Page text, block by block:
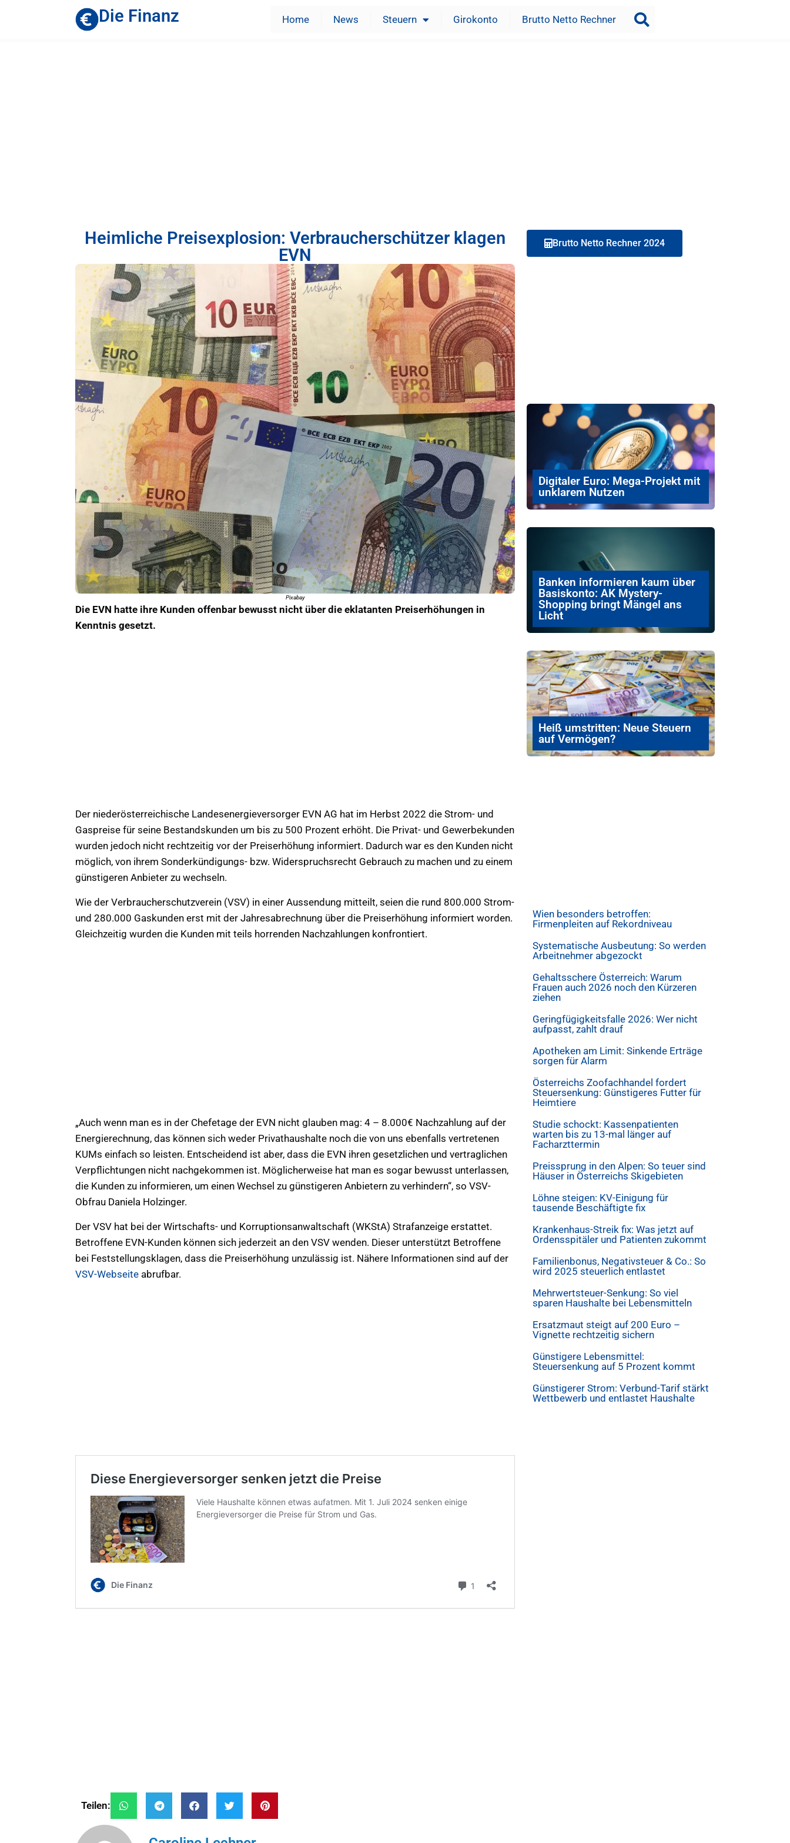
Die Finanz Home News Steuern Girokonto Brutto Netto Rechner
Heimliche Preisexplosion: Verbraucherschützer klagen
EVN
Pixabay
Die EVN hatte ihre Kunden offenbar bewusst nicht über die eklatanten Preiserhöhungen in
Kenntnis gesetzt.
Der niederösterreichische Landesenergieversorger EVN AG hat im Herbst 2022 die Strom- und
Gaspreise für seine Bestandskunden um bis zu 500 Prozent erhöht. Die Privat- und Gewerbekunden
wurden jedoch nicht rechtzeitig vor der Preiserhöhung informiert. Dadurch war es den Kunden nicht
möglich, von ihrem Sonderkündigungs- bzw. Widerspruchsrecht Gebrauch zu machen und zu einem
günstigeren Anbieter zu wechseln.
Wie der Verbraucherschutzverein (VSV) in einer Aussendung mitteilt, seien die rund 800.000 Strom-
und 280.000 Gaskunden erst mit der Jahresabrechnung über die Preiserhöhung informiert worden.
Gleichzeitig wurden die Kunden mit teils horrenden Nachzahlungen konfrontiert.
Auch wenn man es in der Chefetage der EVN nicht glauben mag: 4 – 8.000€ Nachzahlung auf der
Energierechnung, das können sich weder Privathaushalte noch die von uns ebenfalls vertretenen
KUMs einfach so leisten. Entscheidend ist aber, dass die EVN ihren gesetzlichen und vertraglichen
Verpflichtungen nicht nachgekommen ist. Möglicherweise hat man es sogar bewusst unterlassen,
die Kunden zu informieren, um einen Wechsel zu günstigeren Anbietern zu verhindern , so VSV-
Obfrau Daniela Holzinger.
Der VSV hat bei der Wirtschafts- und Korruptionsanwaltschaft (WKStA) Strafanzeige erstattet.
Betroffene EVN-Kunden können sich jederzeit an den VSV wenden. Dieser unterstützt Betroffene
bei Feststellungsklagen, dass die Preiserhöhung unzulässig ist. Nähere Informationen sind auf der
VSV-Webseite abrufbar.
Teilen:
Brutto Netto Rechner 2024
Digitaler Euro: Mega-Projekt mit
unklarem Nutzen
Banken informieren kaum über
Basiskonto: AK Mystery-
Shopping bringt Mängel ans
Licht
Heiß umstritten: Neue Steuern
auf Vermögen?
Wien besonders betroffen:
Firmenpleiten auf Rekordniveau
Systematische Ausbeutung: So werden
Arbeitnehmer abgezockt
Gehaltsschere Österreich: Warum
Frauen auch 2026 noch den Kürzeren
ziehen
Geringfügigkeitsfalle 2026: Wer nicht
aufpasst, zahlt drauf
Apotheken am Limit: Sinkende Erträge
sorgen für Alarm
Österreichs Zoofachhandel fordert
Steuersenkung: Günstigeres Futter für
Heimtiere
Studie schockt: Kassenpatienten
warten bis zu 13-mal länger auf
Facharzttermin
Preissprung in den Alpen: So teuer sind
Häuser in Österreichs Skigebieten
Löhne steigen: KV-Einigung für
tausende Beschäftigte fix
Krankenhaus-Streik fix: Was jetzt auf
Ordensspitäler und Patienten zukommt
Familienbonus, Negativsteuer & Co.: So
wird 2025 steuerlich entlastet
Mehrwertsteuer-Senkung: So viel
sparen Haushalte bei Lebensmitteln
Ersatzmaut steigt auf 200 Euro –
Vignette rechtzeitig sichern
Günstigere Lebensmittel:
Steuersenkung auf 5 Prozent kommt
Günstigerer Strom: Verbund-Tarif stärkt
Wettbewerb und entlastet Haushalte